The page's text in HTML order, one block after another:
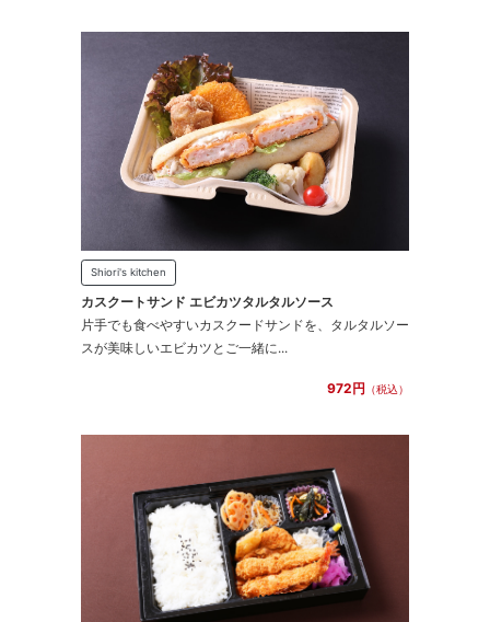
Shiori's kitchen
カスクートサンド エビカツタルタルソース
片手でも食べやすいカスクードサンドを、タルタルソー
スが美味しいエビカツとご一緒に...
972円 （税込）